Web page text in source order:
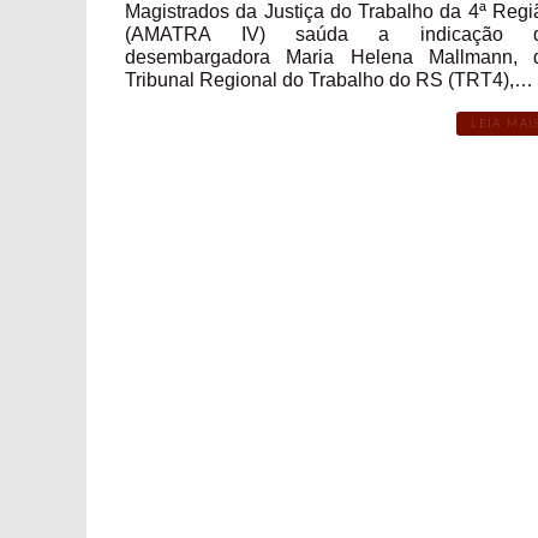
Magistrados da Justiça do Trabalho da 4ª
(AMATRA IV) saúda a indicação
desembargadora Maria Helena Mallmann,
Tribunal Regional do Trabalho do RS (TRT4),…
LEIA MAIS